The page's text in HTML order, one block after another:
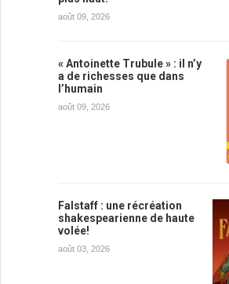
août 09, 2026
« Antoinette Trubule » : il n’y
a de richesses que dans
l’humain
août 09, 2026
Falstaff : une récréation
shakespearienne de haute
volée!
août 03, 2026